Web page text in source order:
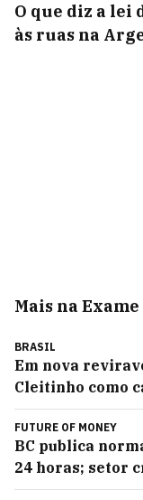
O que diz a lei
às ruas na
Mais na Exame
BRASIL
Em nova
Cleitinho como
FUTURE OF MONEY
BC publica
24 horas; setor